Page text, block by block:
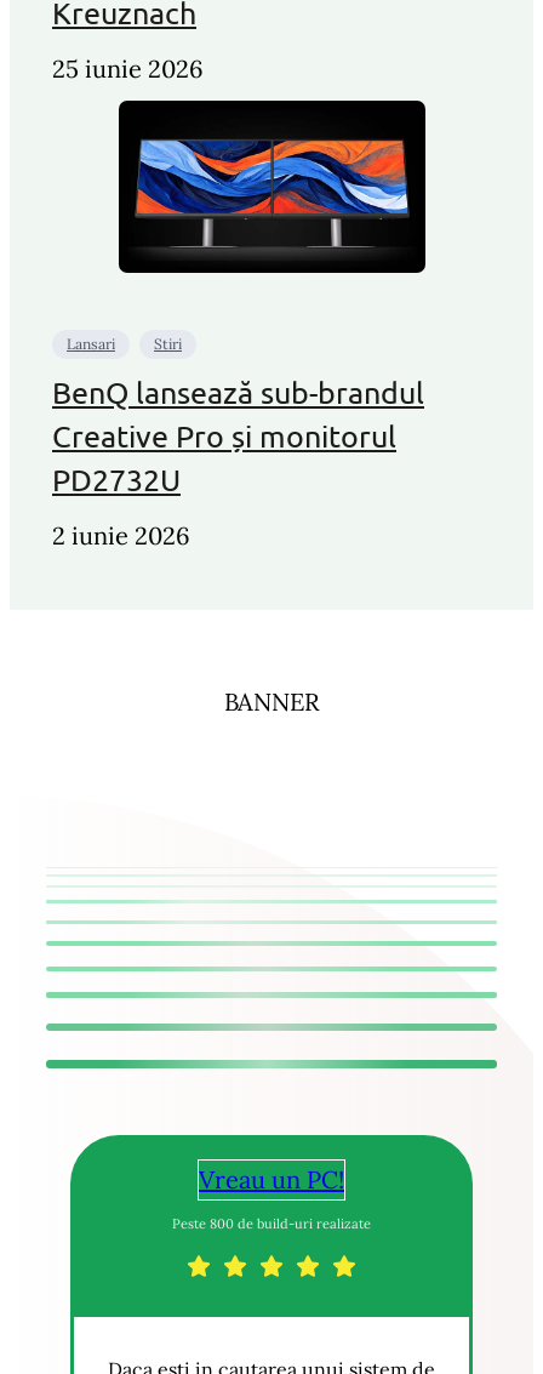
Kreuznach
25 iunie 2026
Lansari Stiri
BenQ lansează sub-brandul
Creative Pro și monitorul
PD2732U
2 iunie 2026
BANNER
Vreau un PC!
Peste 800 de build-uri realizate